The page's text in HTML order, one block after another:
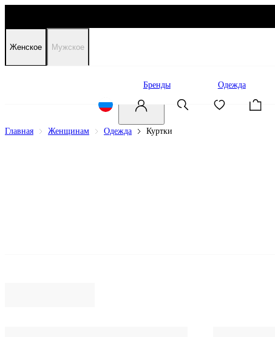
Женское Мужское
Бренды Одежда
Главная Женщинам Одежда Куртки